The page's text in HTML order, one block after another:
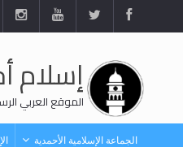
إسلام
الموقع العربي
الجماعة الإسلامية الأحمدية